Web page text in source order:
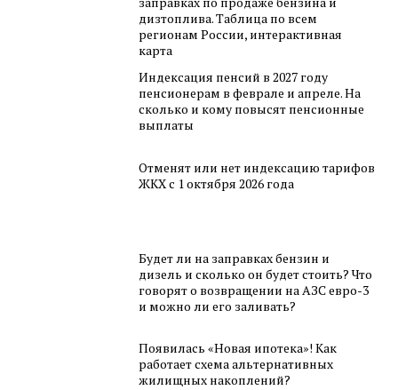
дизтоплива. Таблица по всем
регионам России, интерактивная
карта
Индексация пенсий в 2027 году
пенсионерам в феврале и апреле. На
сколько и кому повысят пенсионные
выплаты
Отменят или нет индексацию тарифов
ЖКХ с 1 октября 2026 года
Будет ли на заправках бензин и
дизель и сколько он будет стоить? Что
говорят о возвращении на АЗС евро-3
и можно ли его заливать?
Появилась «Новая ипотека»! Как
работает схема альтернативных
жилищных накоплений?